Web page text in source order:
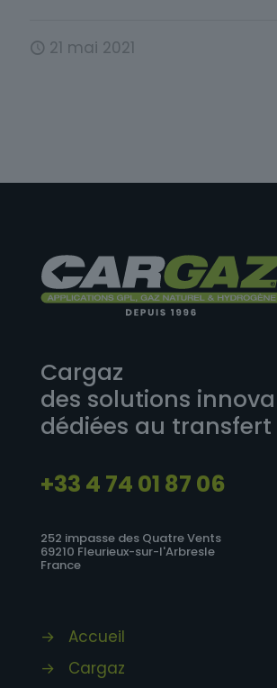
21 mai 2021
Cargaz
des solutions
dédiées au transfert
+33 4 74 01 87 06
252 impasse des Quatre Vents
69210 Fleurieux-sur-l'Arbresle
France
→
Accueil
→
Cargaz